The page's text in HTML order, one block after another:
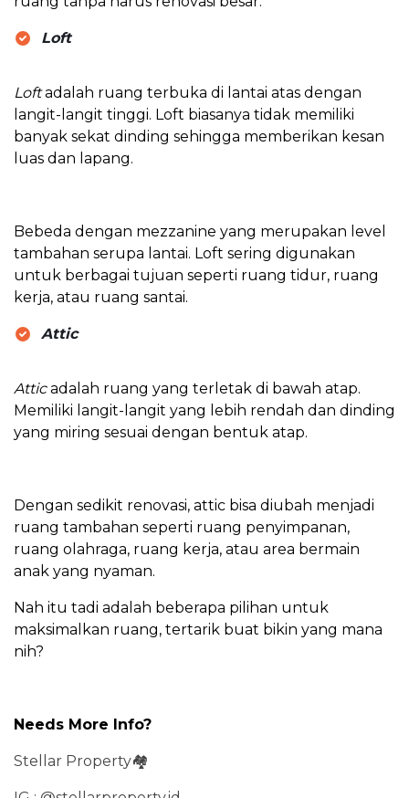
Loft
Loftadalah ruang terbuka di lantai atas dengan
langit-langit tinggi. Loft biasanya tidak memiliki
banyak sekat dinding sehingga memberikan kesan
luas dan lapang.
Bebeda dengan mezzanine yang merupakan level
tambahan serupa lantai. Loft sering digunakan
untuk berbagai tujuan seperti ruang tidur, ruang
kerja, atau ruang santai.
Attic
Atticadalah ruang yang terletak di bawah atap.
Memiliki langit-langit yang lebih rendah dan dinding
yang miring sesuai dengan bentuk atap.
Dengan sedikit renovasi, attic bisa diubah menjadi
ruang tambahan seperti ruang penyimpanan,
ruang olahraga, ruang kerja, atau area bermain
anak yang nyaman.
Nah itu tadi adalah beberapa pilihan untuk
maksimalkan ruang, tertarik buat bikin yang mana
nih?
Needs More Info?
Stellar Property🏘